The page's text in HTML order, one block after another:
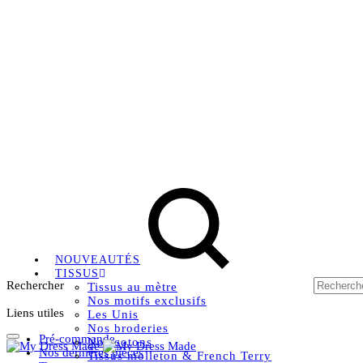
Rechercher
Liens utiles
Pré-commande
Nos dernières pièces
NOUVEAUTÉS
TISSUS
Tissus au mètre
Nos motifs exclusifs
Les Unis
Nos broderies
Nos cotons
Tissus molleton & French Terry